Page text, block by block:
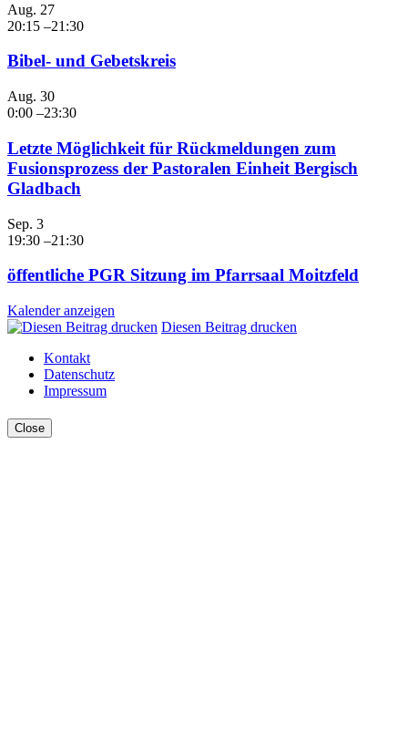
Aug. 27
20:15 –21:30
Bibel- und Gebetskreis
Aug. 30
0:00 –23:30
Letzte Möglichkeit für Rückmeldungen zum
Fusionsprozess der Pastoralen Einheit Bergisch
Gladbach
Sep. 3
19:30 –21:30
öffentliche PGR Sitzung im Pfarrsaal Moitzfeld
Kalender anzeigen
Diesen Beitrag drucken
Kontakt
Datenschutz
Impressum
Close